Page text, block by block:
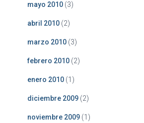
mayo 2010 (3)
abril 2010 (2)
marzo 2010 (3)
febrero 2010 (2)
enero 2010 (1)
diciembre 2009 (2)
noviembre 2009 (1)